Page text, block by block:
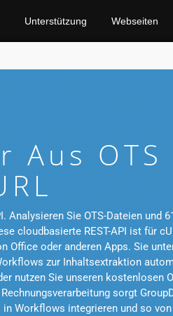
Unterstützung Webseiten
Aus
Sie OTS-Dateien und
cloudbasierte REST-API ist für
oder anderen Apps. Sie
zur Inhaltsextraktion
nutzen Sie unseren kostenlosen
sorgt
Workflows integrieren und so